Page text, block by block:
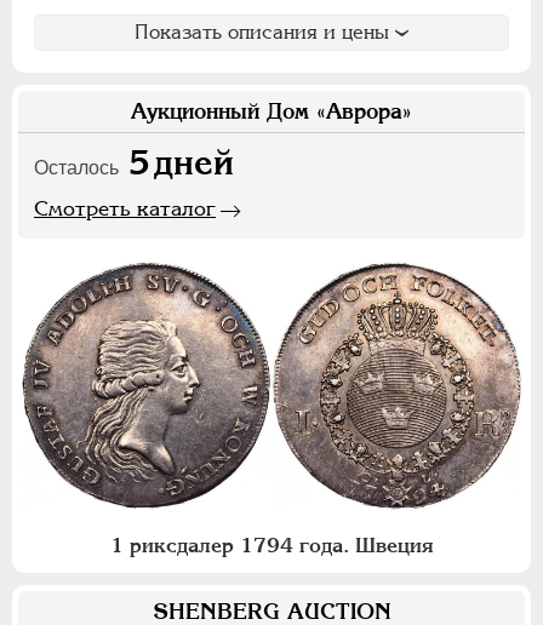
Показать описания и цены
Аукционный Дом «Аврора»
Осталось 5дней
Смотреть каталог
1 риксдалер 1794 года. Швеция
SHENBERG AUCTION